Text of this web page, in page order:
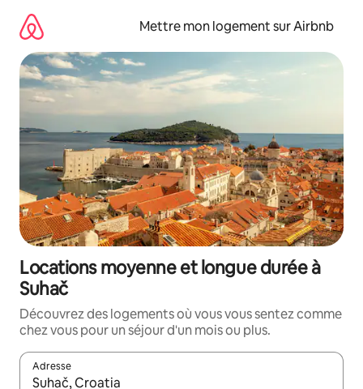
directement
contenu
Mettre mon logement sur Airbnb
Locations moyenne et longue durée à
Suhač
Découvrez des logements où vous vous sentez comme
chez vous pour un séjour d'un mois ou plus.
Adresse
Lorsque les résultats s'affichent, utilisez les flèches vers le